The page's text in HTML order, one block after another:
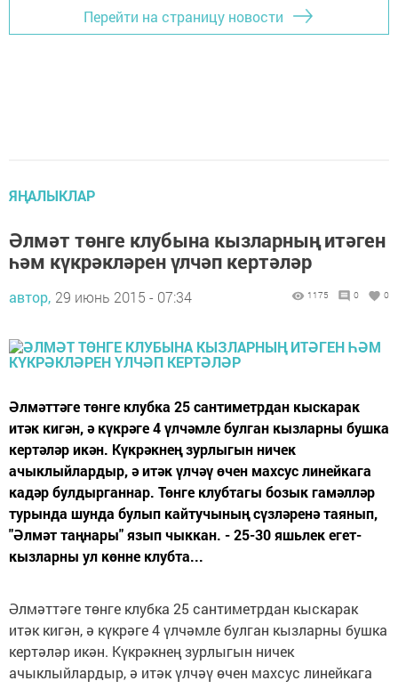
Перейти на страницу новости
ЯҢАЛЫКЛАР
Әлмәт төнге клубына кызларның итәген
һәм күкрәкләрен үлчәп кертәләр
автор, 29 июнь 2015 - 07:34 1175 0 0
Әлмәттәге төнге клубка 25 сантиметрдан кыскарак
итәк кигән, ә күкрәге 4 үлчәмле булган кызларны бушка
кертәләр икән. Күкрәкнең зурлыгын ничек
ачыклыйлардыр, ә итәк үлчәү өчен махсус линейкага
кадәр булдырганнар. Төнге клубтагы бозык гамәлләр
турында шунда булып кайтучының сүзләренә таянып,
"Әлмәт таңнары" язып чыккан. - 25-30 яшьлек егет-
кызларны ул көнне клубта...
Әлмәттәге төнге клубка 25 сантиметрдан кыскарак
итәк кигән, ә күкрәге 4 үлчәмле булган кызларны бушка
кертәләр икән. Күкрәкнең зурлыгын ничек
ачыклыйлардыр, ә итәк үлчәү өчен махсус линейкага